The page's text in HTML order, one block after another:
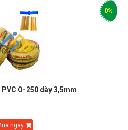
O-250 dày 3,5mm
ngay
0%